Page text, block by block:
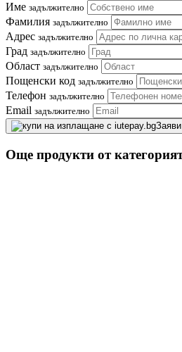
Име задължително
Фамилия задължително
Адрес задължително
Град задължително
Област задължително
Пощенски код задължително
Телефон задължително
Email задължително
Още продукти от